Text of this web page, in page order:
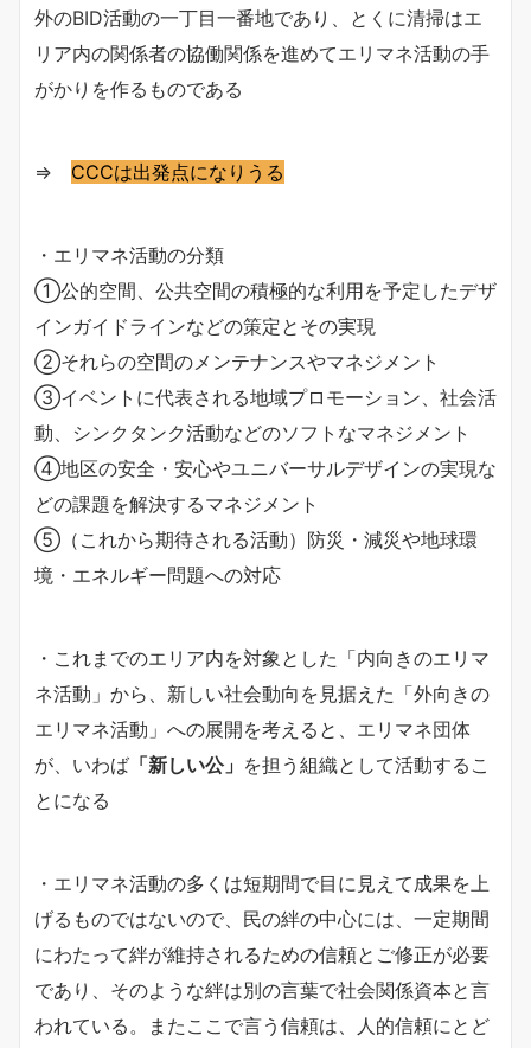
外のBID活動の一丁目一番地であり、とくに清掃はエ
リア内の関係者の協働関係を進めてエリマネ活動の手
がかりを作るものである
⇒ CCCは出発点になりうる
・エリマネ活動の分類
①公的空間、公共空間の積極的な利用を予定したデザ
インガイドラインなどの策定とその実現
②それらの空間のメンテナンスやマネジメント
③イベントに代表される地域プロモーション、社会活
動、シンクタンク活動などのソフトなマネジメント
④地区の安全・安心やユニバーサルデザインの実現な
どの課題を解決するマネジメント
⑤（これから期待される活動）防災・減災や地球環
境・エネルギー問題への対応
・これまでのエリア内を対象とした「内向きのエリマ
ネ活動」から、新しい社会動向を見据えた「外向きの
エリマネ活動」への展開を考えると、エリマネ団体
が、いわば 「新しい公」 を担う組織として活動するこ
とになる
・エリマネ活動の多くは短期間で目に見えて成果を上
げるものではないので、民の絆の中心には、一定期間
にわたって絆が維持されるための信頼とご修正が必要
であり、そのような絆は別の言葉で社会関係資本と言
われている。またここで言う信頼は、人的信頼にとど